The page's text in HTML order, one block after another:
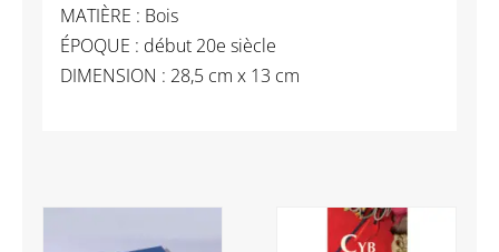
MATIÈRE : Bois
ÉPOQUE : début 20e siècle
DIMENSION : 28,5 cm x 13 cm